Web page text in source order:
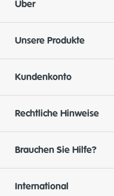
Über
Unsere Produkte
Kundenkonto
Rechtliche Hinweise
Brauchen Sie Hilfe?
International